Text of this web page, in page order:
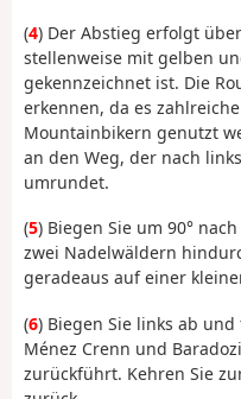
(4) Der Abstieg erfolgt
stellenweise mit gelben
gekennzeichnet ist. Die
erkennen, da es
Mountainbikern genutzt
an den Weg, der nach
umrundet.
(5) Biegen Sie um 90°
zwei Nadelwäldern
geradeaus auf einer
(6) Biegen Sie links ab
Ménez Crenn und
zurückführt. Kehren Sie